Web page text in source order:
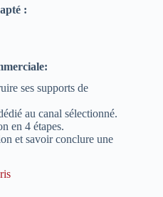
:
ses supports de
au canal sélectionné.
en 4 étapes.
et savoir conclure une